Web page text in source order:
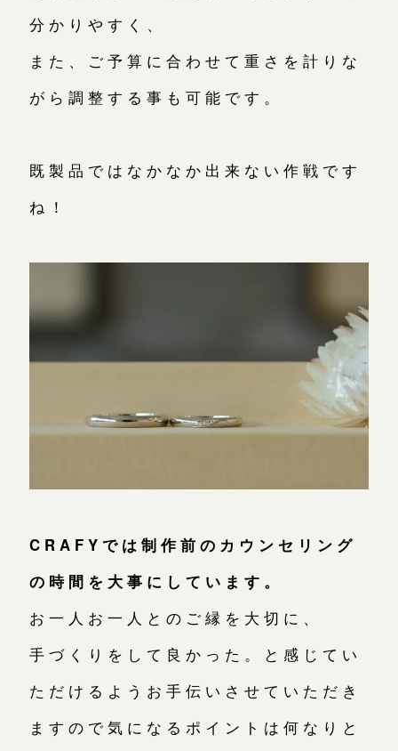
分かりやすく、
また、ご予算に合わせて重さを計りな
がら調整する事も可能です。
既製品ではなかなか出来ない作戦です
ね！
CRAFYでは制作前のカウンセリング
の時間を大事にしています。
お一人お一人とのご縁を大切に、
手づくりをして良かった。と感じてい
ただけるようお手伝いさせていただき
ますので気になるポイントは何なりと